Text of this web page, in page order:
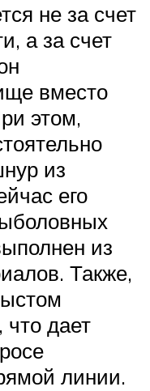
не за счет
а за счет
вместо
этом,
из
его
из
Также,
что дает
линии.